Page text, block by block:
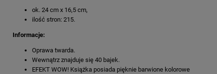
ok. 24 cm x 16,5 cm,
ilość stron: 215.
Informacje:
Oprawa twarda.
Wewnątrz znajduje się 40 bajek.
EFEKT WOW! Książka posiada pięknie barwione kolorowe